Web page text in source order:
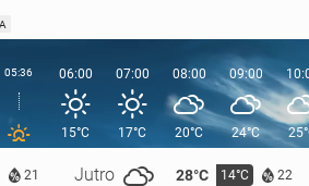
21 Jutro 28°C 14°C 22
05:36 06:00
15°C
07:00
17°C
08:00
20°C
09:00
24°C